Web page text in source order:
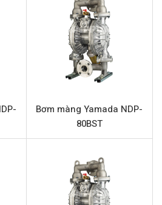
từ vật liệu nhôm và các chi
lưỡng, Yamada NDP-P25BAN
định và đáng tin cậy trong môi
nghiệt.
P25BAN không chỉ là một thiết
Lợi ích khi sử dụng sản phẩm này
liệu chế tạo cao cấp.
hành, đặc biệt với các chất lỏng
sử dụng điện và không phát
Bơm màng Yamada NDP-
80BST